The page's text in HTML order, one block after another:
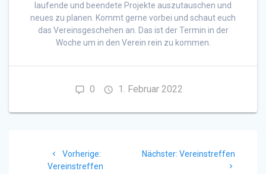
laufende und beendete Projekte auszutauschen und
neues zu planen. Kommt gerne vorbei und schaut euch
das Vereinsgeschehen an. Das ist der Termin in der
Woche um in den Verein rein zu kommen.
0 1. Februar 2022
Vorherige:
Beitrag:
Vereinstreffen
Nächster: Nächster
Vereinstreffen